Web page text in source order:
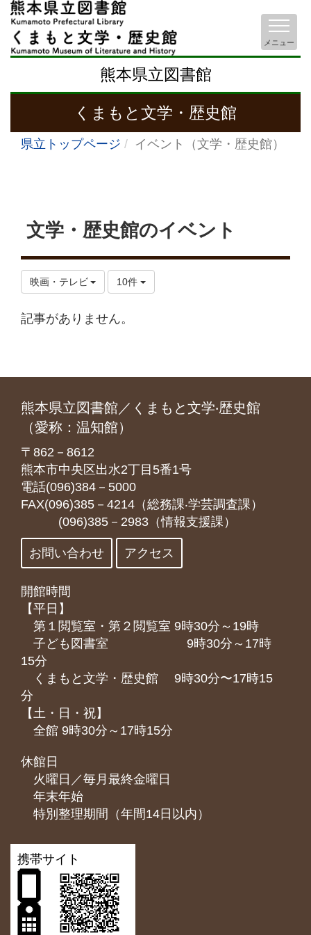
熊本県立図書館
くまもと文学・歴史館
メニュー
県立トップページ イベント（文学・歴史館）
文学・歴史館のイベント
映画・テレビ 10件
記事がありません。
熊本県立図書館／くまもと文学‧歴史館
（愛称：温知館）
〒862－8612
熊本市中央区出水2丁目5番1号
電話(096)384－5000
FAX(096)385－4214（総務課‧学芸調査課）
(096)385－2983（情報支援課）
お問い合わせ アクセス
開館時間
【平日】
第１閲覧室・第２閲覧室 9時30分～19時
子ども図書室 9時30分～17時
15分
くまもと⽂学・歴史館 9時30分〜17時15
分
【土・日・祝】
全館 9時30分～17時15分
休館日
火曜日／毎月最終金曜日
年末年始
特別整理期間（年間14日以内）
携帯サイト